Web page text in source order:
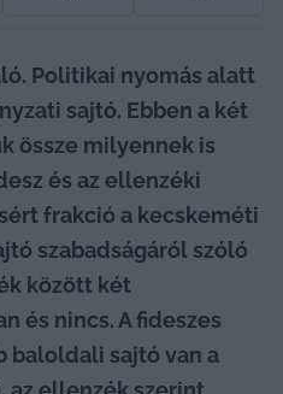
Politikai nyomás alatt
sajtó. Ebben a két
össze milyennek is
és az ellenzéki
frakció a kecskeméti
szabadságáról szóló
között két
és nincs. A fideszes
baloldali sajtó van a